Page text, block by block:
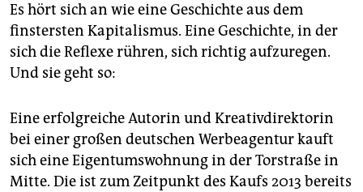
unterstützen
abo
genossenschaft
epaper login
Es hört sich an wie eine Geschichte aus dem
finstersten Kapitalismus. Eine Geschichte, in der
sich die Reflexe rühren, sich richtig aufzuregen.
Und sie geht so:
Eine erfolgreiche Autorin und Krea­tivdirektorin
bei einer großen deutschen Werbeagentur kauft
sich eine Eigentumswohnung in der Torstraße in
Mitte. Die ist zum Zeitpunkt des Kaufs 2013 bereits